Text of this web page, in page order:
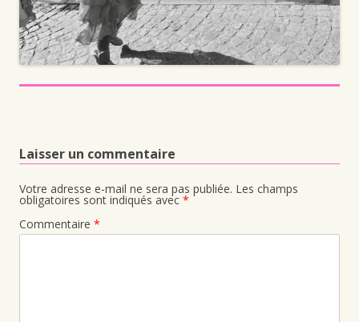
Laisser un commentaire
Votre adresse e-mail ne sera pas publiée. Les champs
obligatoires sont indiqués avec *
Commentaire *